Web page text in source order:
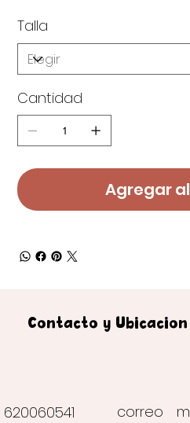
Talla
Cantidad
Agregar
correo
Contacto y Ubicación
620060541